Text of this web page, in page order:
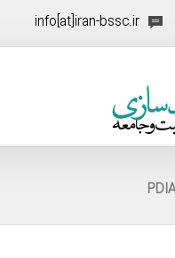
info[at]iran-bssc.ir